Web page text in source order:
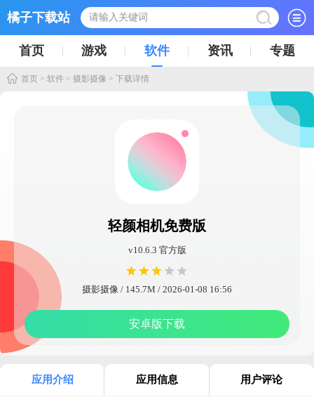
橘子下载站
首页 游戏 软件 资讯 专题
首页 > 软件 > 摄影摄像 > 下载详情
轻颜相机免费版
v10.6.3 官方版
摄影摄像 / 145.7M / 2026-01-08 16:56
安卓版下载
应用介绍 应用信息 用户评论